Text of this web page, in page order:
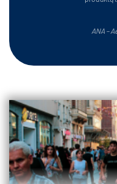
ANA –